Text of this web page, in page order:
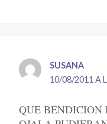
SUSANA
10/08/2011 A
QUE BENDICION